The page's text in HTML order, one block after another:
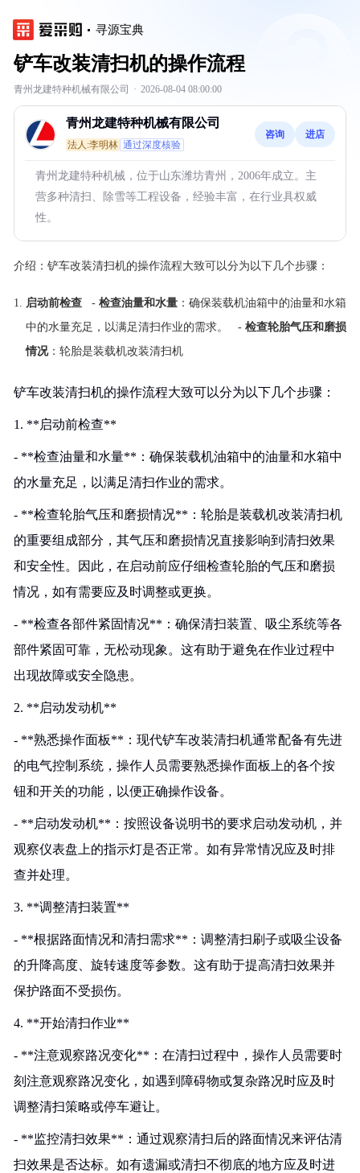
寻源宝典
铲车改装清扫机的操作流程
青州龙建特种机械有限公司 · 2026-08-04 08:00:00
青州龙建特种机械有限公司
法人:李明林 通过深度核验
咨询 进店
青州龙建特种机械，位于山东潍坊青州，2006年成立。主
营多种清扫、除雪等工程设备，经验丰富，在行业具权威
性。
介绍： 铲车改装清扫机的操作流程大致可以分为以下几个步骤：
启动前检查 - 检查油量和水量 ：确保装载机油箱中的油量和水箱
中的水量充足，以满足清扫作业的需求。 - 检查轮胎气压和磨损
情况：轮胎是装载机改装清扫机
铲车改装清扫机的操作流程大致可以分为以下几个步骤：
1. **启动前检查**
- **检查油量和水量**：确保装载机油箱中的油量和水箱中
的水量充足，以满足清扫作业的需求。
- **检查轮胎气压和磨损情况**：轮胎是装载机改装清扫机
的重要组成部分，其气压和磨损情况直接影响到清扫效果
和安全性。因此，在启动前应仔细检查轮胎的气压和磨损
情况，如有需要应及时调整或更换。
- **检查各部件紧固情况**：确保清扫装置、吸尘系统等各
部件紧固可靠，无松动现象。这有助于避免在作业过程中
出现故障或安全隐患。
2. **启动发动机**
- **熟悉操作面板**：现代铲车改装清扫机通常配备有先进
的电气控制系统，操作人员需要熟悉操作面板上的各个按
钮和开关的功能，以便正确操作设备。
- **启动发动机**：按照设备说明书的要求启动发动机，并
观察仪表盘上的指示灯是否正常。如有异常情况应及时排
查并处理。
3. **调整清扫装置**
- **根据路面情况和清扫需求**：调整清扫刷子或吸尘设备
的升降高度、旋转速度等参数。这有助于提高清扫效果并
保护路面不受损伤。
4. **开始清扫作业**
- **注意观察路况变化**：在清扫过程中，操作人员需要时
刻注意观察路况变化，如遇到障碍物或复杂路况时应及时
调整清扫策略或停车避让。
- **监控清扫效果**：通过观察清扫后的路面情况来评估清
扫效果是否达标。如有遗漏或清扫不彻底的地方应及时进